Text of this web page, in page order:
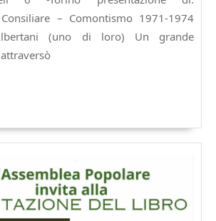
– Comontismo 1971-1974
(uno di loro) Un grande